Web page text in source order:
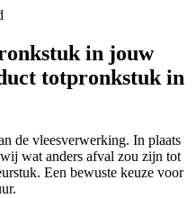
in jouw
totpronkstuk in
de vleesverwerking. In plaats
wat anders afval zou zijn tot
Een bewuste keuze voor